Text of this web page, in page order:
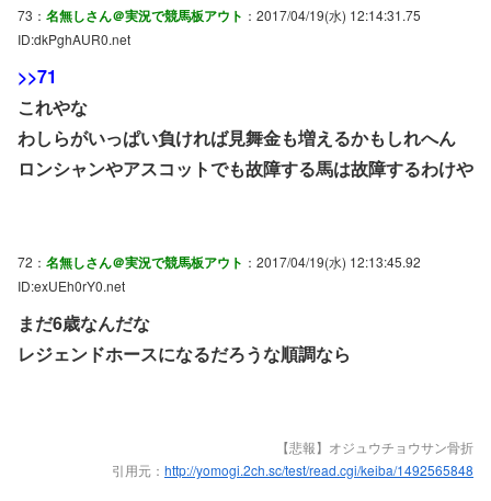
73： 名無しさん＠実況で競馬板アウト ：2017/04/19(水) 12:14:31.75
ID:dkPghAUR0.net
>>71
これやな
わしらがいっぱい負ければ見舞金も増えるかもしれへん
ロンシャンやアスコットでも故障する馬は故障するわけや
72： 名無しさん＠実況で競馬板アウト ：2017/04/19(水) 12:13:45.92
ID:exUEh0rY0.net
まだ6歳なんだな
レジェンドホースになるだろうな順調なら
【悲報】オジュウチョウサン骨折
引用元： http://yomogi.2ch.sc/test/read.cgi/keiba/1492565848